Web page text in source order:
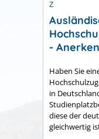
Z
-
Haben Sie
in
diese der
gleichwertig